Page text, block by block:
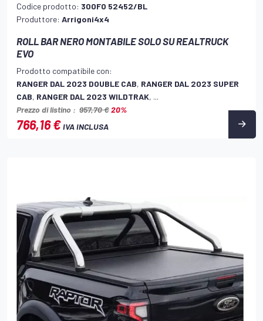
Codice prodotto: 300FO 52452/BL
Produttore: Arrigoni4x4
ROLL BAR NERO MONTABILE SOLO SU REALTRUCK
EVO
Prodotto compatibile con:
RANGER DAL 2023 DOUBLE CAB, RANGER DAL 2023 SUPER
CAB, RANGER DAL 2023 WILDTRAK, ...
Prezzo di listino : 957,70 €20%
766,16 €IVA INCLUSA